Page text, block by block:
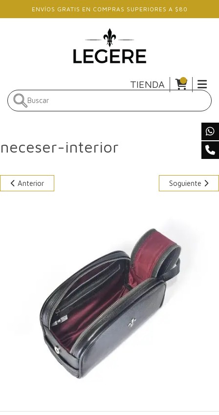
Skip to main content
ENVÍOS GRATIS EN COMPRAS SUPERIORES A $80
TIENDA
neceser-interior
Anterior Soguiente